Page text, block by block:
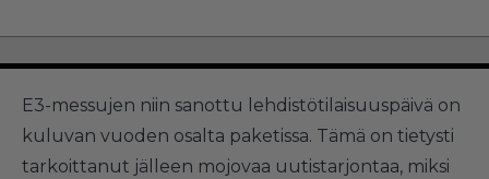
E3-messujen niin sanottu lehdistötilaisuuspäivä on
kuluvan vuoden osalta paketissa. Tämä on tietysti
tarkoittanut jälleen mojovaa uutistarjontaa, miksi